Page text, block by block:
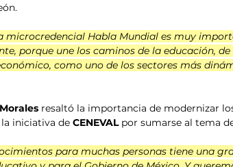
microcredencial Habla Mundial es muy
porque une los caminos de la educación,
como uno de los sectores más
resaltó la importancia de modernizar
iniciativa de CENEVAL por sumarse al tema
para muchas personas tiene una